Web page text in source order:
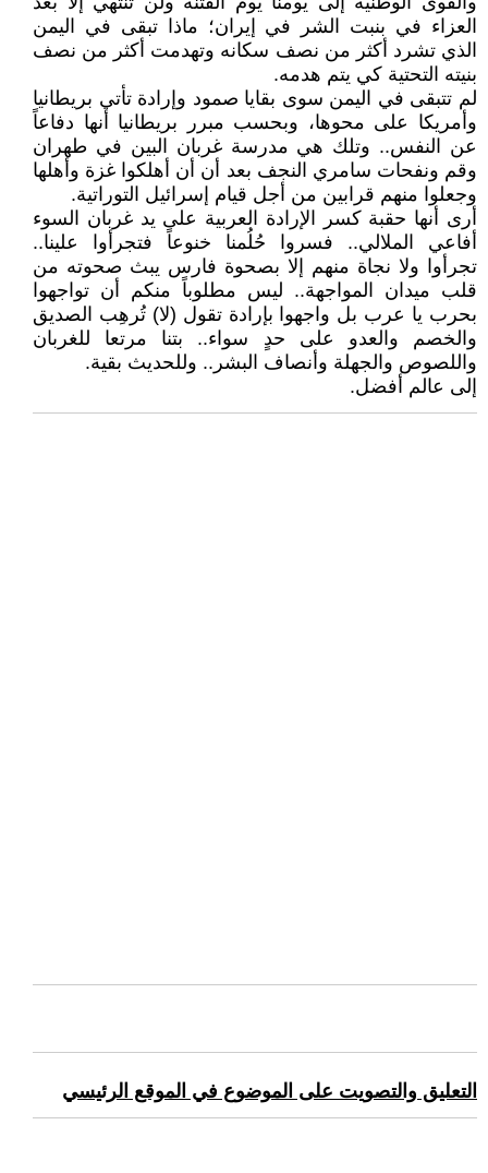
العزاء في بنبت الشر في إيران؛ ماذا تبقى في اليمن
الذي تشرد أكثر من نصف سكانه وتهدمت أكثر من نصف
بنيته التحتية كي يتم هدمه.
لم تتبقى في اليمن سوى بقايا صمود وإرادة تأتي بريطانيا
وأمريكا على محوها، وبحسب مبرر بريطانيا أنها دفاعاً
عن النفس.. وتلك هي مدرسة غربان البين في طهران
وقم ونفحات سامري النجف بعد أن أن أهلكوا غزة وأهلها
وجعلوا منهم قرابين من أجل قيام إسرائيل التوراتية.
أرى أنها حقبة كسر الإرادة العربية على يد غربان السوء
أفاعي الملالي.. فسروا حُلُمنا خنوعاً فتجرأوا علينا..
تجرأوا ولا نجاة منهم إلا بصحوة فارس يبث صحوته من
قلب ميدان المواجهة.. ليس مطلوباً منكم أن تواجهوا
بحرب يا عرب بل واجهوا بإرادة تقول (لا) تُرهِب الصديق
والخصم والعدو على حدٍ سواء.. بتنا مرتعا للغربان
واللصوص والجهلة وأنصاف البشر.. وللحديث بقية.
إلى عالم أفضل.
التعليق والتصويت على الموضوع في الموقع الرئيسي